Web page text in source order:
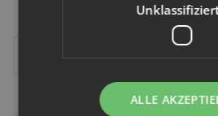
Produkteigenschaft 250,00
ALLE